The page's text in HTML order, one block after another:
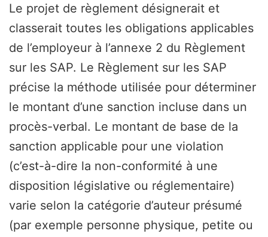
Le projet de règlement désignerait et
classerait toutes les obligations applicables
de l’employeur à l’annexe 2 du Règlement
sur les SAP. Le Règlement sur les SAP
précise la méthode utilisée pour déterminer
le montant d’une sanction incluse dans un
procès-verbal. Le montant de base de la
sanction applicable pour une violation
(c’est-à-dire la non-conformité à une
disposition législative ou réglementaire)
varie selon la catégorie d’auteur présumé
(par exemple personne physique, petite ou